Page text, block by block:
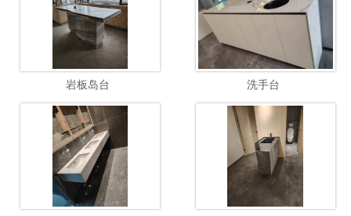
岩板岛台 洗手台